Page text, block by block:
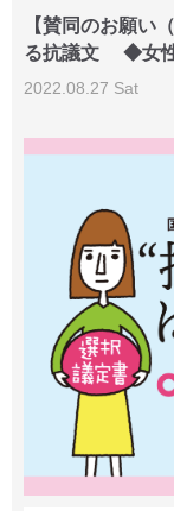
【賛同のお願い
る抗議文 ◆女性
2022.08.27 Sat